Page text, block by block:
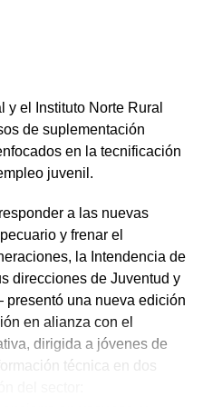
y el Instituto Norte Rural
de suplementación
en la tecnificación
juvenil.
a las nuevas
y frenar el
la Intendencia de
direcciones de Juventud y
una nueva edición
en alianza con el
dirigida a jóvenes de
técnica en dos